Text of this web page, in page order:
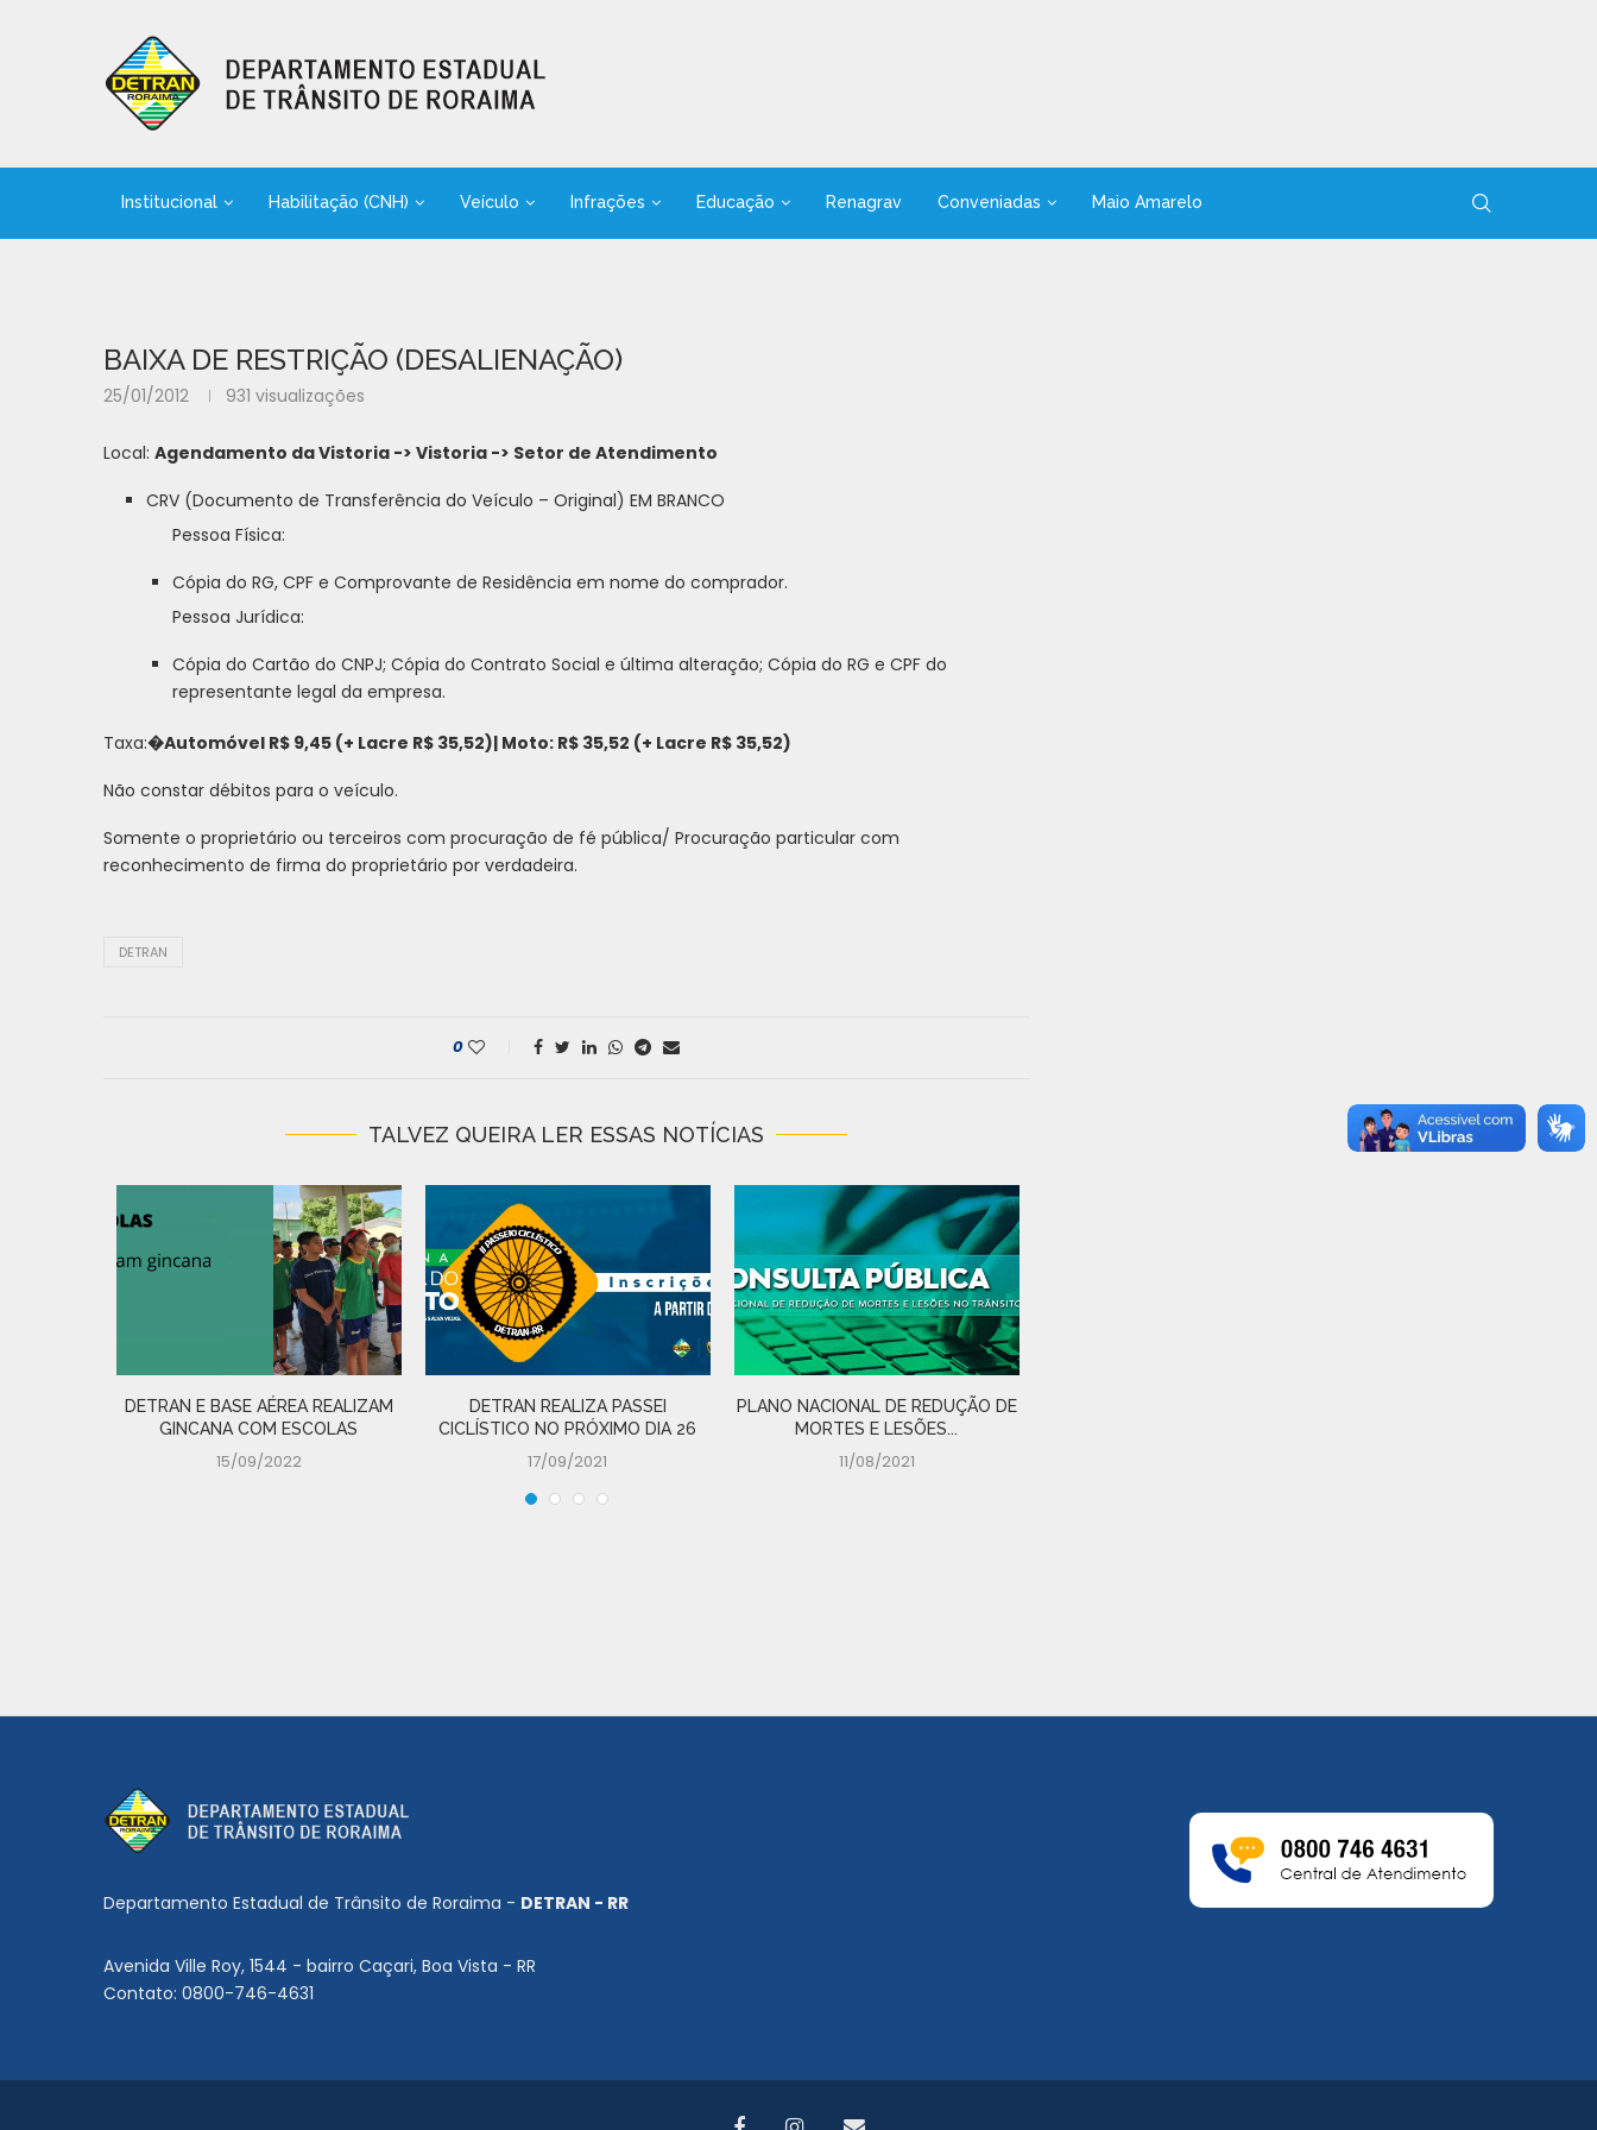
Institucional Habilitação (CNH) Veículo Infrações Educação Renagrav Conveniadas Maio Amarelo
BAIXA DE RESTRIÇÃO (DESALIENAÇÃO)
25/01/2012 931 visualizações
Local: Agendamento da Vistoria -> Vistoria -> Setor de Atendimento
CRV (Documento de Transferência do Veículo – Original) EM BRANCO
Pessoa Física:
Cópia do RG, CPF e Comprovante de Residência em nome do comprador.
Pessoa Jurídica:
Cópia do Cartão do CNPJ; Cópia do Contrato Social e última alteração; Cópia do RG e CPF do
representante legal da empresa.
Taxa:�Automóvel R$ 9,45 (+ Lacre R$ 35,52)| Moto: R$ 35,52 (+ Lacre R$ 35,52)
Não constar débitos para o veículo.
Somente o proprietário ou terceiros com procuração de fé pública/ Procuração particular com
reconhecimento de firma do proprietário por verdadeira.
DETRAN
0
TALVEZ QUEIRA LER ESSAS NOTÍCIAS
DETRAN E BASE AÉREA REALIZAM
GINCANA COM ESCOLAS
15/09/2022
DETRAN REALIZA PASSEI
CICLÍSTICO NO PRÓXIMO DIA 26
17/09/2021
PLANO NACIONAL DE REDUÇÃO DE
MORTES E LESÕES...
11/08/2021
Departamento Estadual de Trânsito de Roraima - DETRAN - RR
Avenida Ville Roy, 1544 - bairro Caçari, Boa Vista - RR
Contato: 0800-746-4631